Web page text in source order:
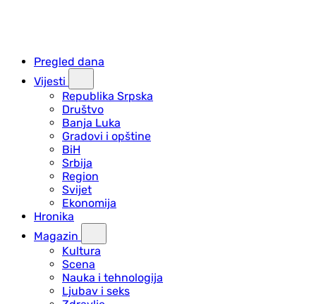
Pregled dana
Vijesti
Republika Srpska
Društvo
Banja Luka
Gradovi i opštine
BiH
Srbija
Region
Svijet
Ekonomija
Hronika
Magazin
Kultura
Scena
Nauka i tehnologija
Ljubav i seks